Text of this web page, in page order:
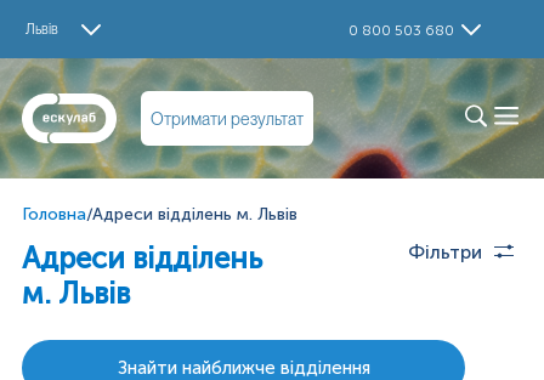
Львів 0 800 503 680
Отримати результат
Головна/Адреси відділень м. Львів
Адреси відділень
м. Львів
Фільтри
Знайти найближче відділення